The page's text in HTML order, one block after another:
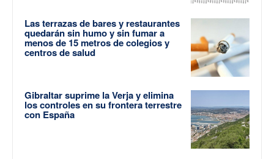
Las terrazas de bares y restaurantes
quedarán sin humo y sin fumar a
menos de 15 metros de colegios y
centros de salud
Gibraltar suprime la Verja y elimina
los controles en su frontera terrestre
con España